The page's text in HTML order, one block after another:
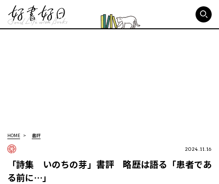
HOME 書評
2024.11.16
「詩集 いのちの芽」書評 略歴は語る「患者であ
る前に…」